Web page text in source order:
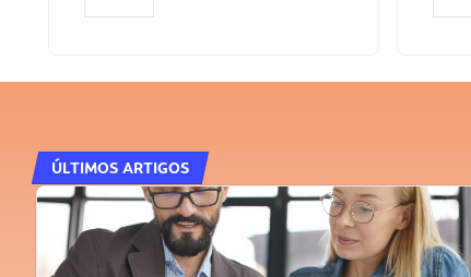
ÚLTIMOS ARTIGOS